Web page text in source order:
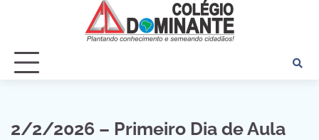
2/2/2026 – Primeiro Dia de Aula